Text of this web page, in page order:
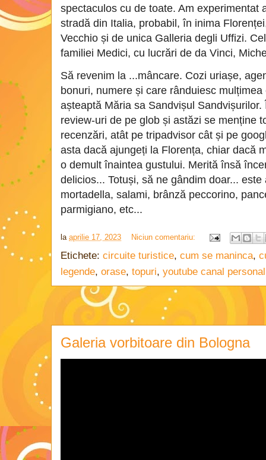
spectaculos cu de toate. Am experimentat
stradă din Italia, probabil, în inima
Vecchio și de unica Galleria degli Uffizi.
familiei Medici, cu lucrări de da Vinci,
Să revenim la ...mâncare. Cozi uriașe,
bonuri, numere și care rânduiesc
așteaptă Măria sa Sandvișul
review-uri de pe glob și astăzi se menține
recenzări, atât pe tripadvisor cât și pe
asta dacă ajungeți la Florența, chiar dacă
o demult înaintea gustului. Merită însă
delicios... Totuși, să ne gândim doar...
mortadella, salami, brânză peccorino,
parmigiano, etc...
la aprilie 17, 2023 Niciun comentariu:
Etichete: circuite turistice, cum se maninca,
legende, orase, topuri, youtube canal personal
Galeria vorbitoare din Bologna